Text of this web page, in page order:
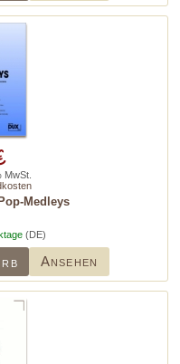
Medleys
(DE)
Ansehen
MwSt.